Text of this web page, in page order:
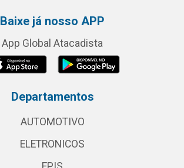
Baixe já nosso APP
App Global Atacadista
Departamentos
AUTOMOTIVO
ELETRONICOS